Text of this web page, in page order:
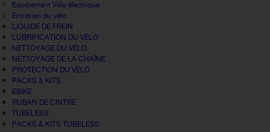
Equipement Vélo électrique
Entretien du vélo
LIQUIDE DE FREIN
LUBRIFICATION DU VÉLO
NETTOYAGE DU VÉLO
NETTOYAGE DE LA CHAÎNE
PROTECTION DU VÉLO
PACKS & KITS
EBIKE
RUBAN DE CINTRE
TUBELESS
PACKS & KITS TUBELESS